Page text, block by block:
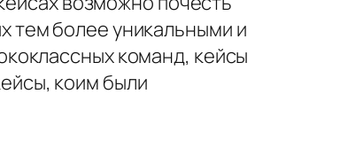
тем более уникальными и
команд, кейсы
коим были